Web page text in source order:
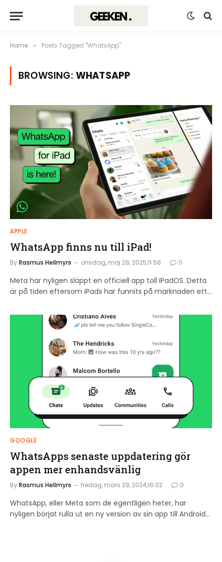
Home » Posts Tagged "WhatsApp"
BROWSING: WHATSAPP
APPLE
WhatsApp finns nu till iPad!
ByRasmus Hellmyrs onsdag, maj 28, 2025,11:58 0
Meta har nyligen släppt en officiell app toll iPadOS. Detta
är på tiden eftersom iPads har funnits på marknaden ett…
GOOGLE
WhatsApps senaste uppdatering gör
appen mer enhandsvänlig
ByRasmus Hellmyrs fredag, mars 29, 2024,16:02 0
WhatsApp, eller Meta som de egentligen heter, har
nyligen börjat rulla ut en ny version av sin app till Android…